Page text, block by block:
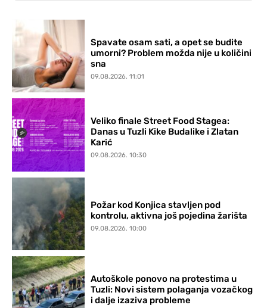
Spavate osam sati, a opet se budite
umorni? Problem možda nije u količini
sna
09.08.2026. 11:01
Veliko finale Street Food Stagea:
Danas u Tuzli Kike Budalike i Zlatan
Karić
09.08.2026. 10:30
Požar kod Konjica stavljen pod
kontrolu, aktivna još pojedina žarišta
09.08.2026. 10:00
Autoškole ponovo na protestima u
Tuzli: Novi sistem polaganja vozačkog
i dalje izaziva probleme